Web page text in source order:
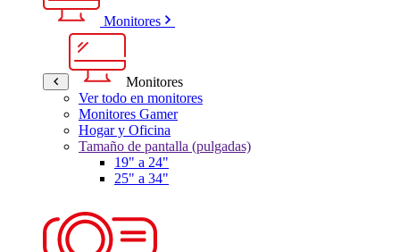
Monitores
Monitores
Ver todo en monitores
Monitores Gamer
Hogar y Oficina
Tamaño de pantalla (pulgadas)
19" a 24"
25" a 34"